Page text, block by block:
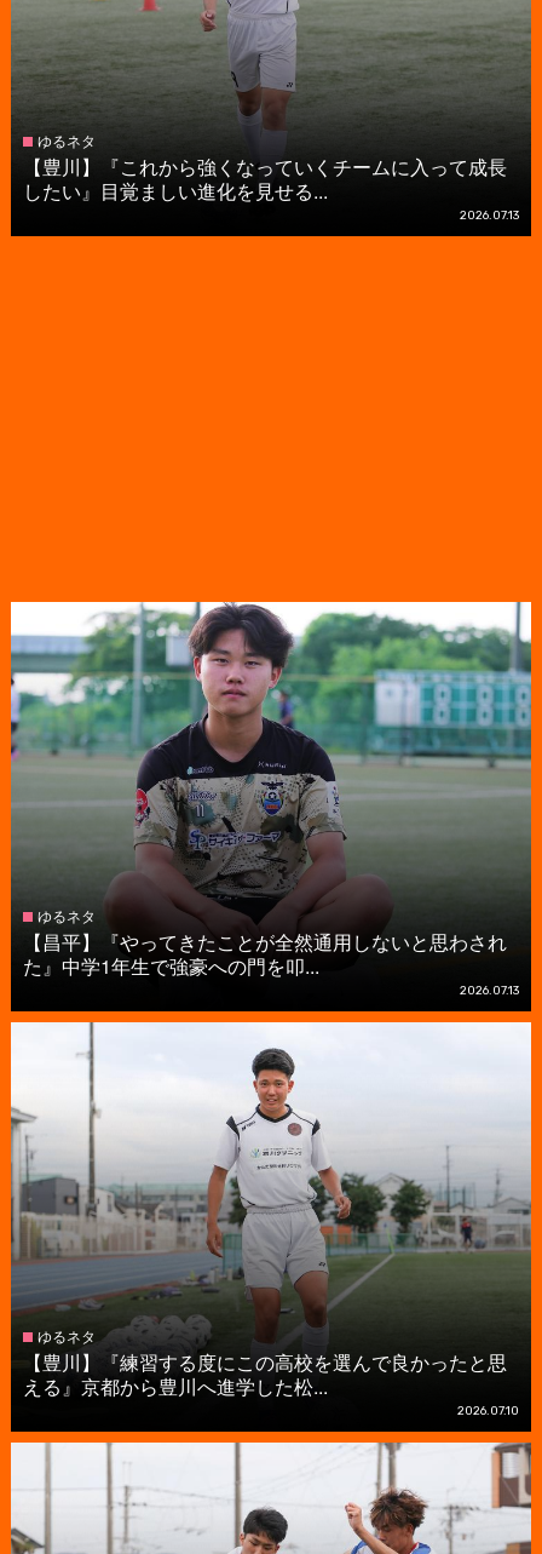
ゆるネタ
【豊川】『これから強くなっていくチームに入って成長
したい』目覚ましい進化を見せる...
2026.07.13
ゆるネタ
【昌平】『やってきたことが全然通用しないと思わされ
た』中学1年生で強豪への門を叩...
2026.07.13
ゆるネタ
【豊川】『練習する度にこの高校を選んで良かったと思
える』京都から豊川へ進学した松...
2026.07.10